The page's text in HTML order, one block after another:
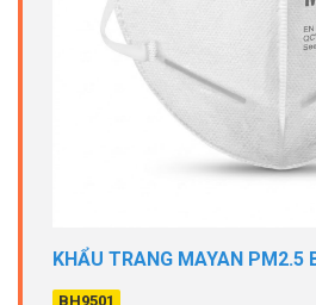
KHẨU TRANG MAYAN PM2.5
BH9501